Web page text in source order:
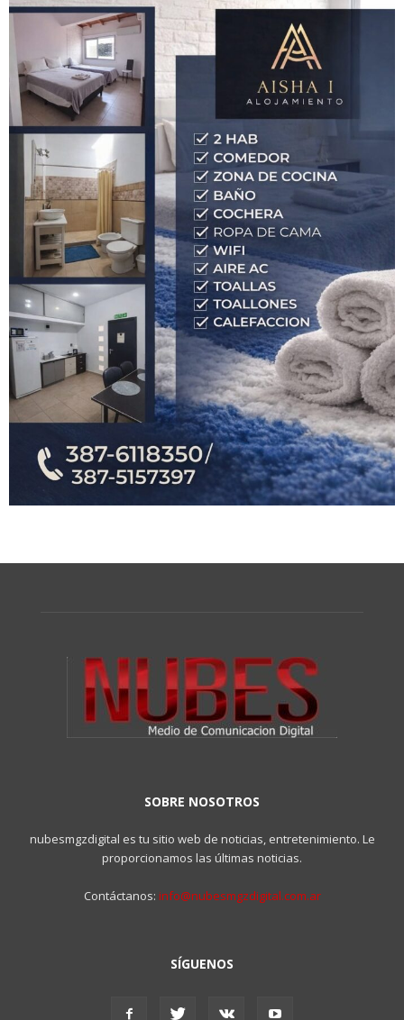
SOBRE NOSOTROS
nubesmgzdigital es tu sitio web de noticias, entretenimiento. Le
proporcionamos las últimas noticias.
Contáctanos: info@nubesmgzdigital.com.ar
SÍGUENOS